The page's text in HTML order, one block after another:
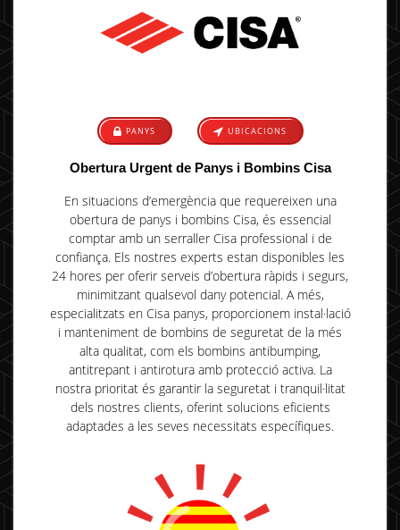
PANYS UBICACIONS
Obertura Urgent de Panys i Bombins Cisa
​En situacions d’emergència que requereixen una
obertura de panys i bombins Cisa, és essencial
comptar amb un serraller Cisa professional i de
confiança. Els nostres experts estan disponibles les
24 hores per oferir serveis d’obertura ràpids i segurs,
minimitzant qualsevol dany potencial. A més,
especialitzats en Cisa panys, proporcionem instal·lació
i manteniment de bombins de seguretat de la més
alta qualitat, com els bombins antibumping,
antitrepant i antirotura amb protecció activa. La
nostra prioritat és garantir la seguretat i tranquil·litat
dels nostres clients, oferint solucions eficients
adaptades a les seves necessitats específiques.​